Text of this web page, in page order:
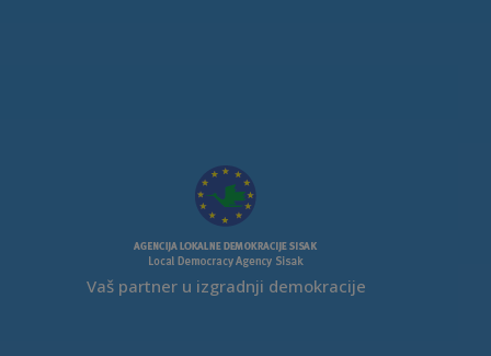
Vaš partner u izgradnji demokracije